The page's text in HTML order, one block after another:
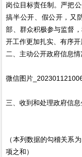
岗位目标责任制。严把
搞半公开、假公开，又
部、群众积极参与监督
开工作更加扎实、有序开
二、主动公开政府信息情
微信图片
三、收到和处理政府信
（本列数据的勾稽关系
项之和）